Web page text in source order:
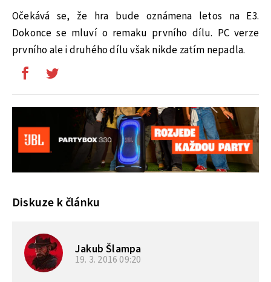
Očekává se, že hra bude oznámena letos na E3.
Dokonce se mluví o remaku prvního dílu. PC verze
prvního ale i druhého dílu však nikde zatím nepadla.
Diskuze k článku
Jakub Šlampa
19. 3. 2016 09:20